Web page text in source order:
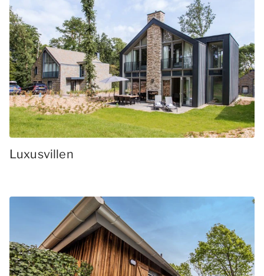
Luxusvillen